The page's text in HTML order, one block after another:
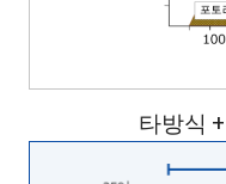
타방식